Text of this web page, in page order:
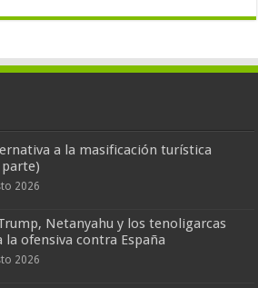
a la masificación turística
2026
Netanyahu y los tenoligarcas
la ofensiva contra España
2026